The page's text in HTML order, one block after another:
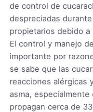
de control de
despreciadas
propietarios debido
El control y manejo
importante por
se sabe que las
reacciones alérgicas
asma,
propagan cerca de